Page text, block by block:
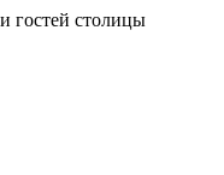
гостей столицы